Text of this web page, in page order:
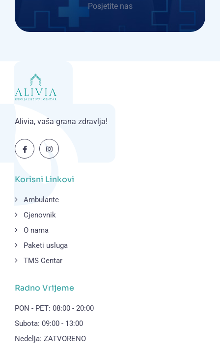
Posjetite nas
Alivia, vaša grana zdravlja!
Korisni Linkovi
Ambulante
Cjenovnik
O nama
Paketi usluga
TMS Centar
Radno Vrijeme
PON - PET: 08:00 - 20:00
Subota: 09:00 - 13:00
Nedelja: ZATVORENO